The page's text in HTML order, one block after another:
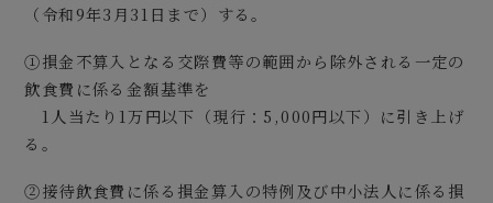
（令和9年3月31日まで）する。
①損金不算入となる交際費等の範囲から除外される一定の
飲食費に係る金額基準を
1人当たり1万円以下（現行：5,000円以下）に引き上げ
る。
②接待飲食費に係る損金算入の特例及び中小法人に係る損